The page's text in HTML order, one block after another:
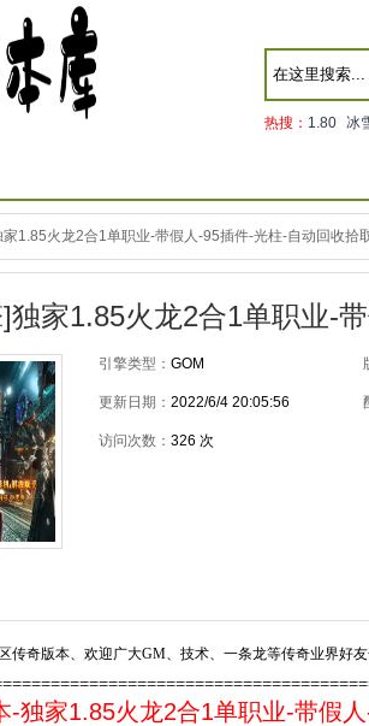
热搜： 1.80 冰
家1.85火龙2合1单职业-带假人-95插件-光柱-自动回收拾
独家1.85火龙2合1单职业-
引擎类型： GOM
更新日期： 2022/6/4 20:05:56
访问次数： 326 次
传奇版本、欢迎广大GM、技术、一条龙等传奇业界好
-独家1.85火龙2合1单职业-带假